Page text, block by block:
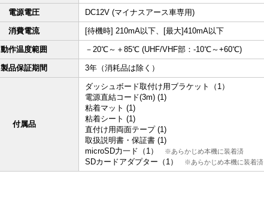
電源電圧 DC12V (マイナスアース車専用)
消費電流 [待機時] 210mA以下、[最大]410mA以下
動作温度範囲 －20℃～＋85℃ (UHF/VHF部：-10℃～+60℃)
製品保証期間 3年（消耗品は除く）
付属品
ダッシュボード取付け用ブラケット（1）
電源直結コード(3m) (1)
粘着マット (1)
粘着シート (1)
直付け用両面テープ (1)
取扱説明書・保証書 (1)
microSD力一ド（1）
※あらかじめ本機に装着済
SDカードアダプター（1） ※あらかじめ本機に装着済